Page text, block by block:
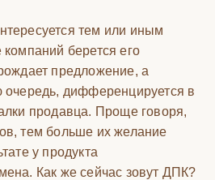
тем или иным
берется его
предложение, а
дифференцируется в
продавца. Проще говоря,
тем больше их желание
у продукта
Как же сейчас зовут ДПК?